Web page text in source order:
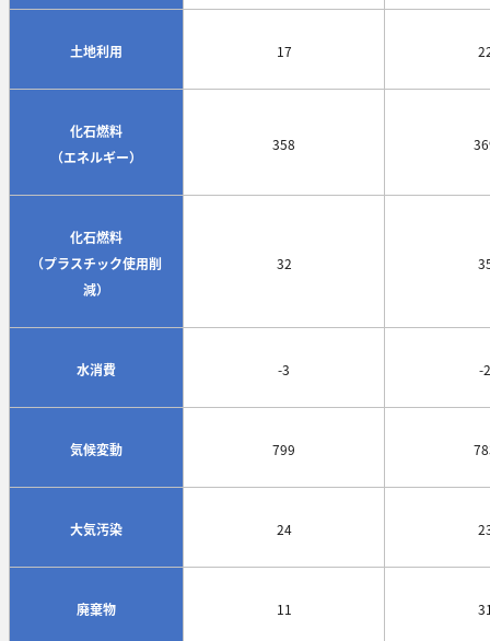
土地利用 17
化石燃料
（エネルギー）
358
化石燃料
（プラスチック使用削
減）
32
水消費 -3 -2
気候変動 799
大気汚染 24
廃棄物 11